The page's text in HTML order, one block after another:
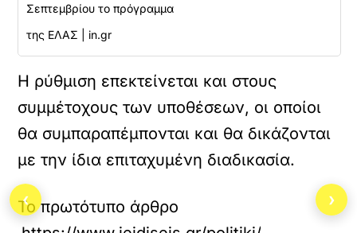
Σεπτεμβρίου το πρόγραμμα
της ΕΛΑΣ | in.gr
Η ρύθμιση επεκτείνεται και στους
συμμέτοχους των υποθέσεων, οι οποίοι
θα συμπαραπέμπονται και θα δικάζονται
με την ίδια επιταχυμένη διαδικασία.
Το πρωτότυπο άρθρο
‹ ›